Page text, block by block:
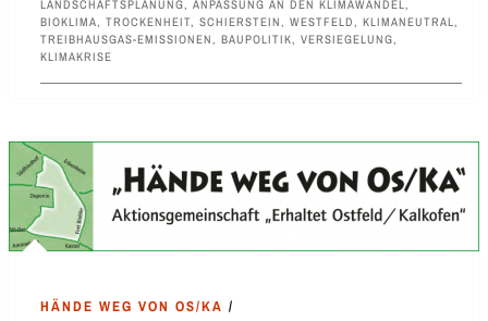
LANDSCHAFTSPLANUNG
ANPASSUNG AN DEN KLIMAWANDEL
BIOKLIMA
TROCKENHEIT, SCHIERSTEIN WESTFELD KLIMANEUTRAL
TREIBHAUSGAS-EMISSIONEN
BAUPOLITIK VERSIEGELUNG
KLIMAKRISE
HÄNDE WEG VON OS/KA /